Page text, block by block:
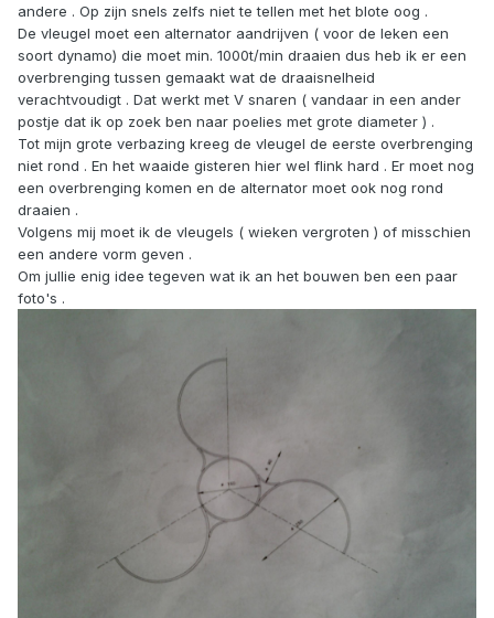
andere . Op zijn snels zelfs niet te tellen met het blote oog .
De vleugel moet een alternator aandrijven ( voor de leken een
soort dynamo) die moet min. 1000t/min draaien dus heb ik er een
overbrenging tussen gemaakt wat de draaisnelheid
verachtvoudigt . Dat werkt met V snaren ( vandaar in een ander
postje dat ik op zoek ben naar poelies met grote diameter ) .
Tot mijn grote verbazing kreeg de vleugel de eerste overbrenging
niet rond . En het waaide gisteren hier wel flink hard . Er moet nog
een overbrenging komen en de alternator moet ook nog rond
draaien .
Volgens mij moet ik de vleugels ( wieken vergroten ) of misschien
een andere vorm geven .
Om jullie enig idee tegeven wat ik an het bouwen ben een paar
foto's .